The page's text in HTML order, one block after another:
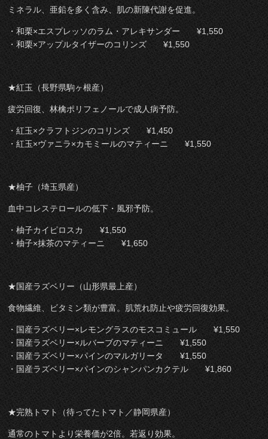
ミネラル、亜鉛を多く含み、肌の新陳代謝を促進。
・和栗×エスプレッソのラム・アレキサンダー ¥1,550
・和栗×アップルタイザーのコリンズ ¥1,550
★紅玉（長野県駒ヶ根産）
疲労回復、林檎ポリフェノールで成人病予防。
・紅玉×クラフトジンのコリンズ ¥1,450
・紅玉×ヴァニラ×カモミールのマティーニ ¥1,550
★柚子（埼玉県産）
血中コレステロールの低下・風邪予防。
・柚子カイピロスカ ¥1,550
・柚子×抹茶のマティーニ ¥1,650
★国産ラズベリー（山形県最上産）
食物繊維、ビタミン類が豊富。肌荒れ防止や疲労回復効果。
・国産ラズベリー×レモングラスのモスコミュール ¥1,550
・国産ラズベリー×ルバーブのマティーニ ¥1,550
・国産ラズベリー×パインのマルガリータ ¥1,550
・国産ラズベリー×パインのシャンパンカクテル ¥1,860
★完熟トマト（待ってたトマト／静岡県産）
通常のトマトより栄養価が2倍。若返り効果。